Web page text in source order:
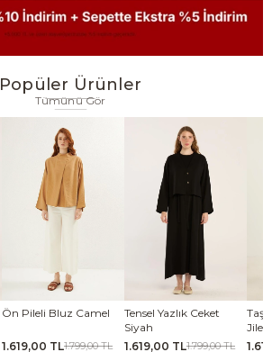
Popüler Ürünler
Tümünü Gör
Tensel Yazlık Ceket
1.619,00 TL1.799,00 TL
Taşlanmış İnce Tensel
Jile Koyu yeşil
1.619,00 TL1.799,00 TL